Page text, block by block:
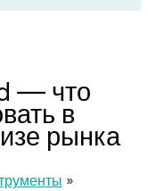
— что
в
рынка